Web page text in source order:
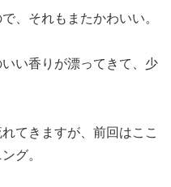
、それもまたかわいい。
い香りが漂ってきて、少
てきますが、前回はここ
グ。